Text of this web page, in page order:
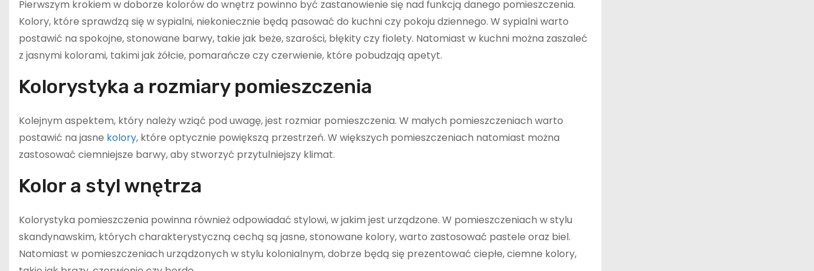
Pierwszym krokiem w doborze kolorów do wnętrz powinno być zastanowienie się nad funkcją danego pomieszczenia.
Kolory, które sprawdzą się w sypialni, niekoniecznie będą pasować do kuchni czy pokoju dziennego. W sypialni warto
postawić na spokojne, stonowane barwy, takie jak beże, szarości, błękity czy fiolety. Natomiast w kuchni można zaszaleć
z jasnymi kolorami, takimi jak żółcie, pomarańcze czy czerwienie, które pobudzają apetyt.
Kolorystyka a rozmiary pomieszczenia
Kolejnym aspektem, który należy wziąć pod uwagę, jest rozmiar pomieszczenia. W małych pomieszczeniach warto
postawić na jasne kolory, które optycznie powiększą przestrzeń. W większych pomieszczeniach natomiast można
zastosować ciemniejsze barwy, aby stworzyć przytulniejszy klimat.
Kolor a styl wnętrza
Kolorystyka pomieszczenia powinna również odpowiadać stylowi, w jakim jest urządzone. W pomieszczeniach w stylu
skandynawskim, których charakterystyczną cechą są jasne, stonowane kolory, warto zastosować pastele oraz biel.
Natomiast w pomieszczeniach urządzonych w stylu kolonialnym, dobrze będą się prezentować ciepłe, ciemne kolory,